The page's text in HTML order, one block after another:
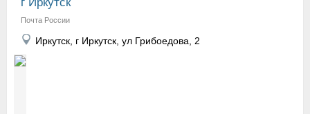
Почта России
Иркутск, г Иркутск, ул Грибоедова, 2